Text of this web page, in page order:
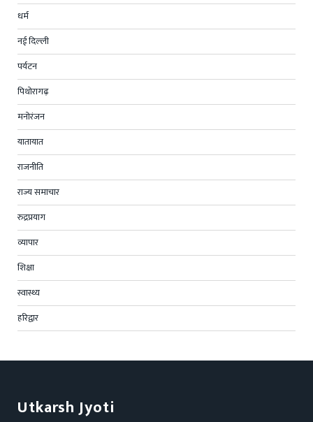
धर्म
नई दिल्ली
पर्यटन
पिथोरागढ़
मनोरंजन
यातायात
राजनीति
राज्य समाचार
रुद्रप्रयाग
व्यापार
शिक्षा
स्वास्थ्य
हरिद्वार
Utkarsh Jyoti